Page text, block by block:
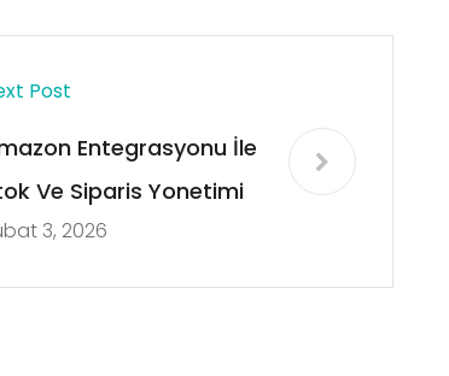
Post
Entegrasyonu İle
Ve Siparis Yonetimi
3, 2026